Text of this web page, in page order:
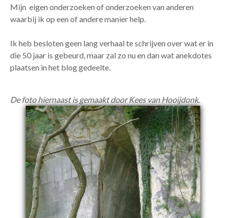
Mijn eigen onderzoeken of onderzoeken van anderen
waarbij ik op een of andere manier help.
Ik heb besloten geen lang verhaal te schrijven over wat er in
die 50 jaar is gebeurd, maar zal zo nu en dan wat anekdotes
plaatsen in het blog gedeelte.
De foto hiernaast is gemaakt door Kees van Hooijdonk.